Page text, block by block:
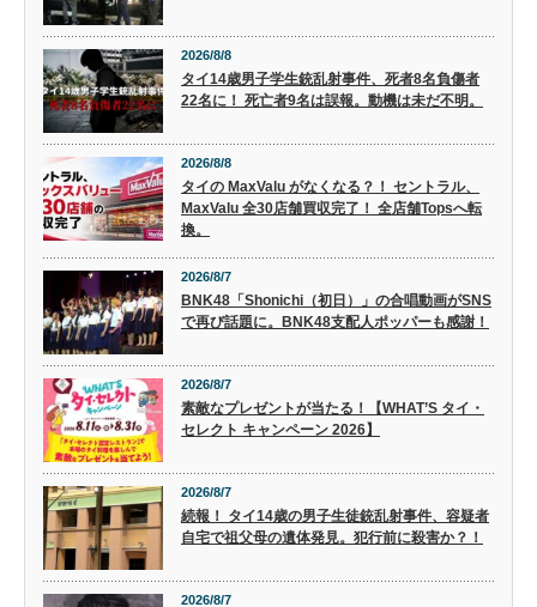
2026/8/8
タイ14歳男子学生銃乱射事件、死者8名負傷者
22名に！ 死亡者9名は誤報。動機は未だ不明。
2026/8/8
タイの MaxValu がなくなる？！ セントラル、
MaxValu 全30店舗買収完了！ 全店舗Topsへ転
換。
2026/8/7
BNK48「Shonichi（初日）」の合唱動画がSNS
で再び話題に。BNK48支配人ポッパーも感謝！
2026/8/7
素敵なプレゼントが当たる！【WHAT’S タイ・
セレクト キャンペーン 2026】
2026/8/7
続報！ タイ14歳の男子生徒銃乱射事件、容疑者
自宅で祖父母の遺体発見。犯行前に殺害か？！
2026/8/7